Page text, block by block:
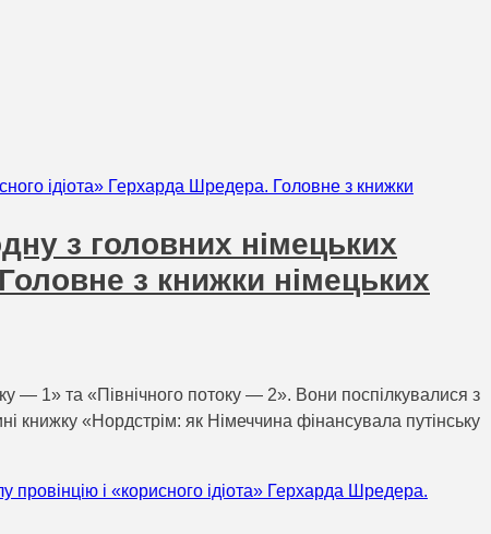
з головних німецьких
з книжки німецьких
— 1» та «Північного потоку — 2». Вони поспілкувалися з
книжку «Нордстрім: як Німеччина фінансувала путінську
провінцію і «корисного ідіота» Герхарда Шредера.